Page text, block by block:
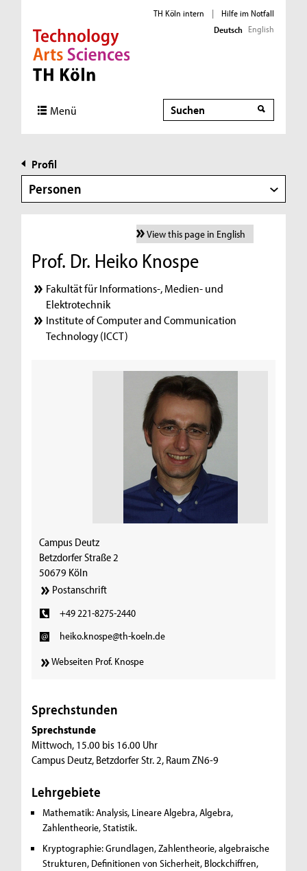
Direkt zur Hauptnavigation
Direkt zur Subnavigation
Direkt zum Inhalt
Direkt zum Fußbereich
TH Köln intern |
Hilfe im Notfall
Deutsch English
Menü Suche
Profil
Personen
View this page in English
Prof. Dr. Heiko Knospe
Fakultät für Informations-, Medien- und
Elektrotechnik
Institute of Computer and Communication
Technology (ICCT)
Campus Deutz
Betzdorfer Straße 2
50679 Köln
Postanschrift
+49 221-8275-2440
heiko.knospe@th-koeln.de
Webseiten Prof. Knospe
Sprechstunden
Sprechstunde
Mittwoch, 15.00 bis 16.00 Uhr
Campus Deutz, Betzdorfer Str. 2, Raum ZN6-9
Lehrgebiete
Mathematik:Analysis, Lineare Algebra, Algebra,
Zahlentheorie, Statistik.
Kryptographie:Grundlagen, Zahlentheorie, algebraische
Strukturen, Definitionen von Sicherheit, Blockchiffren,